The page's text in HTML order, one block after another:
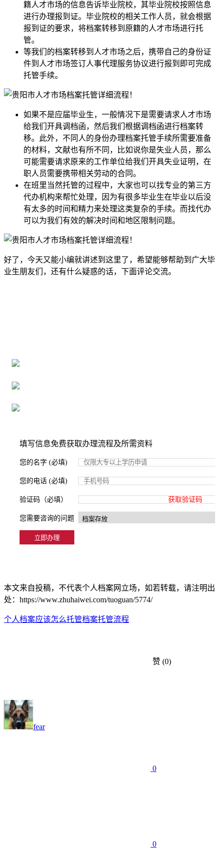
籍人才市场的信息告诉毕业院校，其毕业院校按照信息
进行办理报到证。毕业院校的相关工作人员，就会根据
报到证的要求，将档案转移到原籍的人才市场进行托
管。
等我们的档案转移到人才市场之后，携带自己的身份证
件到人才市场签订人事代理服务协议进行报到即可完成
托管手续。
如果不是应届毕业生，一般情况下是需要请求人才市场
给我们开具调档函，然后我们根据调档函进行档案转
移。此外，不同人的身份办理档案托管手续所需要准备
的材料，文献也有所不同，比如说你是失业人员，那么
可能需要请求原来的工作单位给我们开具失业证明，在
职人员需要携带相关劳动的合同。
在班里当然托管的过程中，大家也可以找专业的第三方
代办机构来帮忙处理，因为有很多毕业生在毕业以后没
有太多的时间和精力来处理这类复杂的手续。而找代办
可以为我们有效的解决时间和地区限制问题。
好了，今天又能小编就讲述到这里了，希望能够帮助到广大毕
业生朋友们，还有什么疑惑的话，下面评论交流。
填写信息免费获取办理流程及所需资料
您的名字 (必填)
您的电话 (必填)
验证码（必填） 获取验证码
您需要咨询的问题
本文来自投稿，不代表个人档案网立场，如若转载，请注明出
处：https://www.zhuhaiwei.com/tuoguan/5774/
个人档案应该怎么托管档案托管流程
赞 (0)
fear
0
0